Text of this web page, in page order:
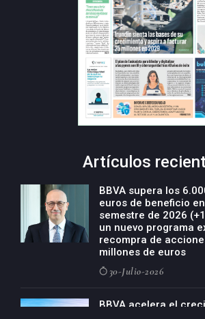
Artículos
BBVA supera los
euros de beneficio
semestre de 2026
un nuevo programa
recompra de
millones de euros
30-Julio-2026
BBVA acelera el